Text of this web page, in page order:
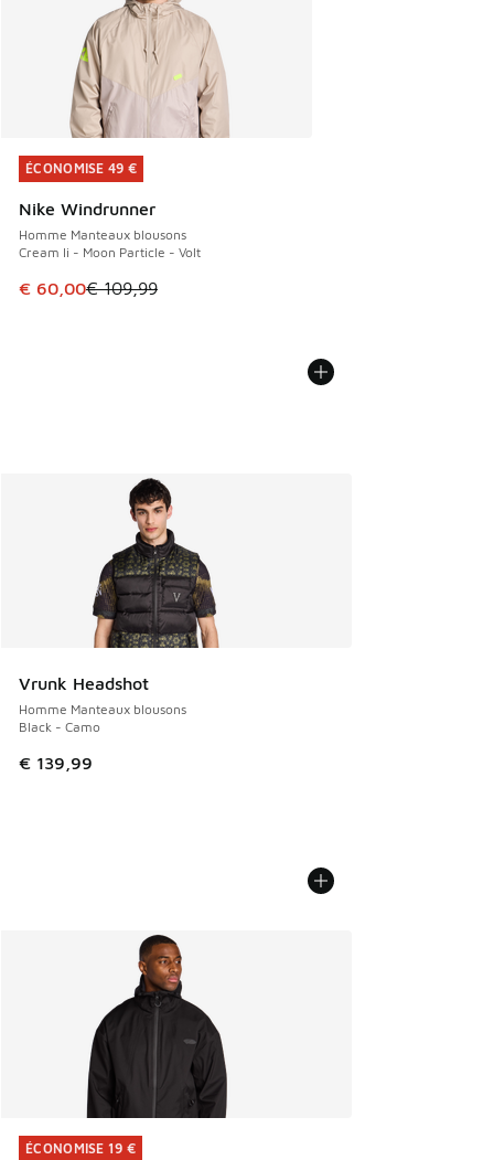
ÉCONOMISE 49 €
Nike Windrunner
Homme Manteaux blousons
Cream Ii - Moon Particle - Volt
Cet article est en promotion. Prix en baisse de € 109,99 à
€ 60,00€ 109,99
ÉCONOMISE 49 €
Vrunk Headshot
Homme Manteaux blousons
Black - Camo
€ 139,99
ÉCONOMISE 19 €
ÉCONOMISE 19 €